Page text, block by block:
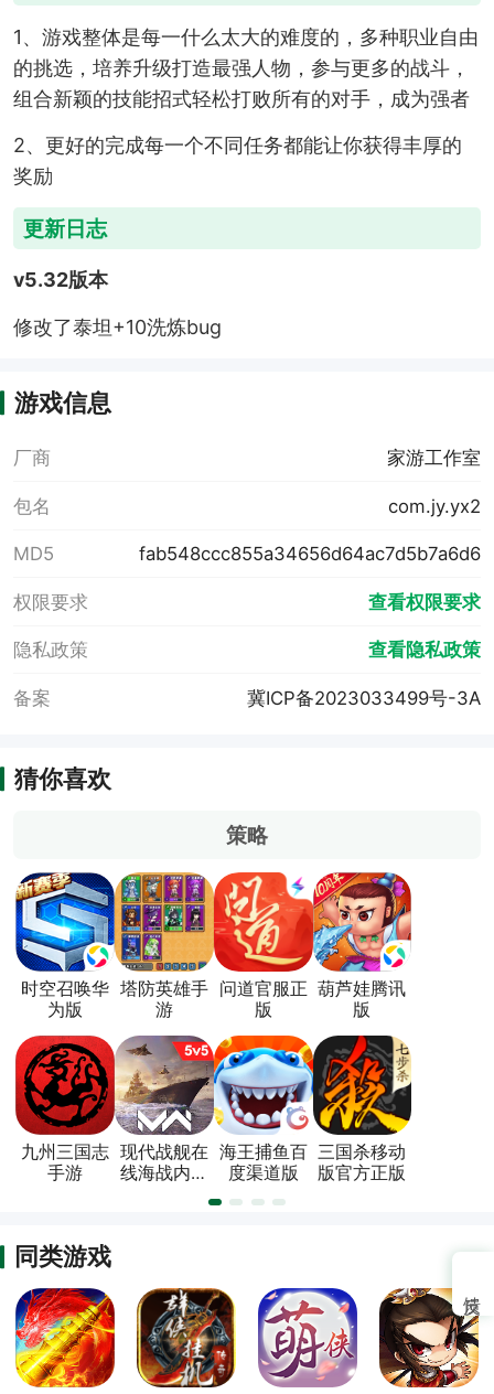
1、游戏整体是每一什么太大的难度的，多种职业自由
的挑选，培养升级打造最强人物，参与更多的战斗，
组合新颖的技能招式轻松打败所有的对手，成为强者
2、更好的完成每一个不同任务都能让你获得丰厚的
奖励
更新日志
v5.32版本
修改了泰坦+10洗炼bug
游戏信息
厂商 家游工作室
包名 com.jy.yx2
MD5 fab548ccc855a34656d64ac7d5b7a6d6
权限要求 查看权限要求
隐私政策 查看隐私政策
备案 冀ICP备2023033499号-3A
猜你喜欢
策略
时空召唤华
为版
塔防英雄手
游
问道官服正
版
葫芦娃腾讯
版
九州三国志
手游
现代战舰在
线海战内置
海王捕鱼百
度渠道版
三国杀移动
版官方正版
同类游戏